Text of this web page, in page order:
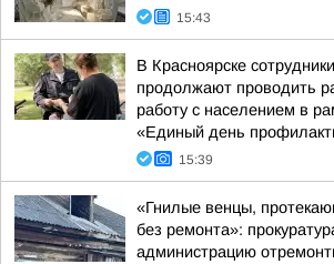
15:43
В Красноярске
продолжают проводить
работу с населением в
«Единый день
15:39
«Гнилые венцы,
без ремонта»:
администрацию